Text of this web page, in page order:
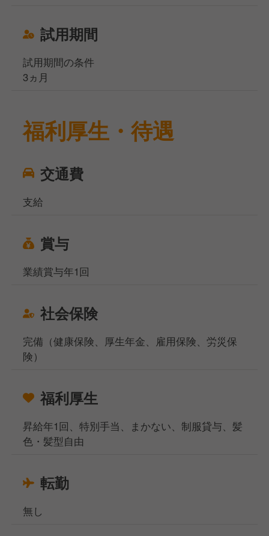
試用期間
試用期間の条件
3ヵ月
福利厚生・待遇
交通費
支給
賞与
業績賞与年1回
社会保険
完備（健康保険、厚生年金、雇用保険、労災保
険）
福利厚生
昇給年1回、特別手当、まかない、制服貸与、髪
色・髪型自由
転勤
無し